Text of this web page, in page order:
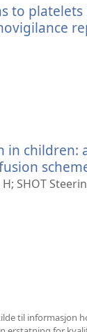
to
children:
SHOT
til informasjon